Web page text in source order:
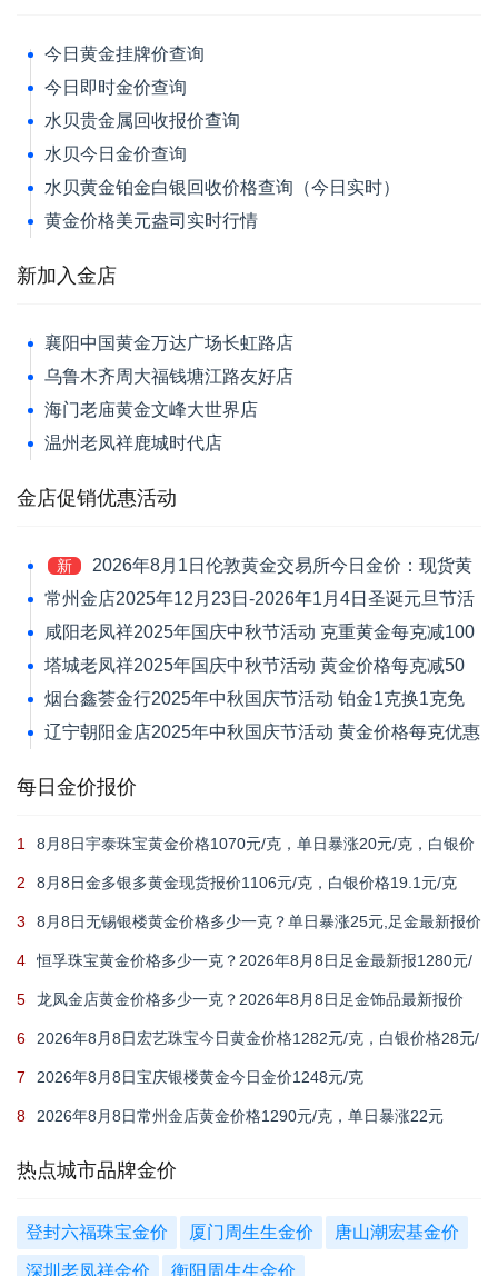
今日黄金挂牌价查询
今日即时金价查询
水贝贵金属回收报价查询
水贝今日金价查询
水贝黄金铂金白银回收价格查询（今日实时）
黄金价格美元盎司实时行情
新加入金店
襄阳中国黄金万达广场长虹路店
乌鲁木齐周大福钱塘江路友好店
海门老庙黄金文峰大世界店
温州老凤祥鹿城时代店
金店促销优惠活动
新
2026年8月1日伦敦黄金交易所今日金价：现货黄
金跌1.39%报4046.42美元/盎司
常州金店2025年12月23日-2026年1月4日圣诞元旦节活
动 黄金价格每克减120元
咸阳老凤祥2025年国庆中秋节活动 克重黄金每克减100
元
塔城老凤祥2025年国庆中秋节活动 黄金价格每克减50
元
烟台鑫荟金行2025年中秋国庆节活动 铂金1克换1克免
新品工艺费
辽宁朝阳金店2025年中秋国庆节活动 黄金价格每克优惠
每日金价报价
1
8月8日宇泰珠宝黄金价格1070元/克，单日暴涨20元/克，白银价
2
8月8日金多银多黄金现货报价1106元/克，白银价格19.1元/克
3
8月8日无锡银楼黄金价格多少一克？单日暴涨25元,足金最新报价
4
恒孚珠宝黄金价格多少一克？2026年8月8日足金最新报1280元/
5
龙凤金店黄金价格多少一克？2026年8月8日足金饰品最新报价
6
2026年8月8日宏艺珠宝今日黄金价格1282元/克，白银价格28元/
7
2026年8月8日宝庆银楼黄金今日金价1248元/克
8 2026年8月8日常州金店黄金价格1290元/克，单日暴涨22元
热点城市品牌金价
登封六福珠宝金价 厦门周生生金价 唐山潮宏基金价
深圳老凤祥金价 衡阳周生生金价